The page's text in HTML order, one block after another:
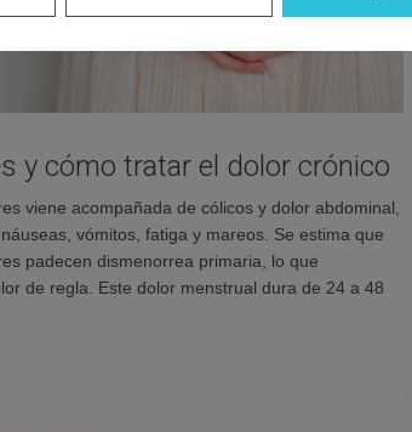
y cómo tratar el dolor crónico
viene acompañada de cólicos y dolor abdominal,
vómitos, fatiga y mareos. Se estima que
padecen dismenorrea primaria, lo que
de regla. Este dolor menstrual dura de 24 a 48